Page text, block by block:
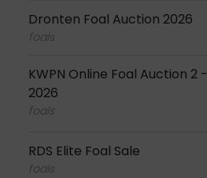
Dronten Foal Auction 2026
foals
KWPN Online Foal Auction 2 -
2026
foals
RDS Elite Foal Sale
foals